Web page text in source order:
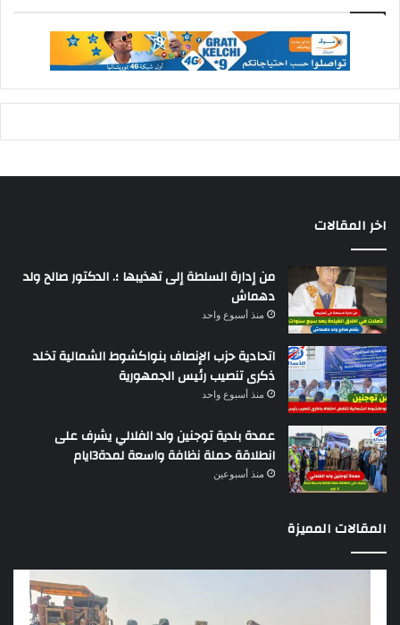
اخر المقالات
من إدارة السلطة إلى تهذيبها ؛. الدكتور صالح ولد
دهماش
منذ أسبوع واحد
اتحادية حزب الإنصاف بنواكشوط الشمالية تخلد
ذكرى تنصيب رئيس الجمهورية
منذ أسبوع واحد
عمدة بلدية توجنين ولد الفلالي يشرف على
انطلاقة حملة نظافة واسعة لمدة3ايام
منذ أسبوعين
المقالات المميزة